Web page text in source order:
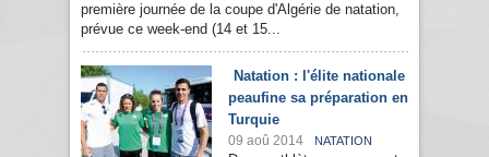
première journée de la coupe d'Algérie de natation,
prévue ce week-end (14 et 15...
Natation : l'élite nationale
peaufine sa préparation en
Turquie
09 aoû 2014 NATATION